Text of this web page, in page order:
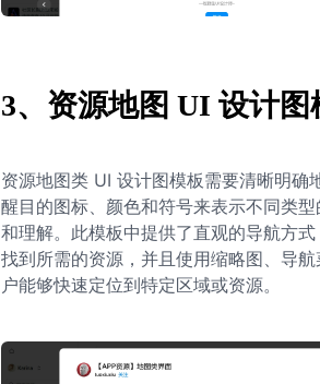
3、资源地图 UI 设计图
资源地图类 UI 设计图模板需要清晰明确
醒目的图标、颜色和符号来表示不同类
和理解。此模板中提供了直观的导航方
找到所需的资源，并且使用缩略图、导
户能够快速定位到特定区域或资源。